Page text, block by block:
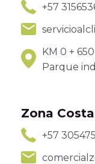
+57
KM 0 +
Parque
Zona
+57